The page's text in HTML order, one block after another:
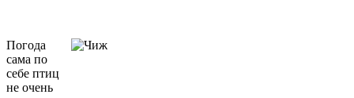
Погода
сама по
себе птиц
не очень